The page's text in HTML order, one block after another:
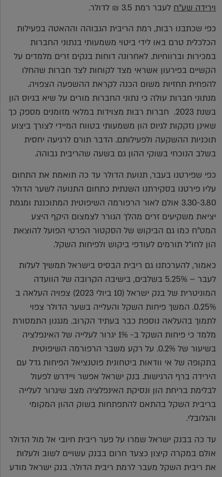
וירידה שע"ח לעבר רמת 3.5 ₪ לדולר.
כפי שכתבנו רבות, רמת הריבית הגבוהה וההאטה בפעילות
הכלכלית טרם באו לידי ביטוי משמעותי בנתוני החברות
במכירות וברווחיות. לאחרונה דוחות בנקים זרים מלמדים על
הקשיים בפירעון אשראי מצד לקוחות לצד חברות שהחלו
להפחית תחזיות משום הכנה לקראת ההשפעה הצפויה.
מנתוני חברות עולה כי נתוני החברות מורים על שיא בגיוס הון
בשנת 2023. חברות רבות מצוידות במלאי מזומנים מספק כך
שאינן נזקקות לגיוס הון משמעותי בטווח המיידי לצורך ביצוע
תוכניות ההשקעה ולפעילותם. הדבר תורם לרגיעה יחסית
בשלב הנוכחי בשוקי ההון גם בשעה שהריבית גבוהה.
כפי שפירטנו בעבר, תנועת הדולר עד כה תואמת את התחום
עליו פירטנו בסקירתנו השנתית כתחום התנועה לשער הדולר
3.30-3.80 אולם לאור הרפורמה השיפוטית המתוכננת ומגמת
יציאת משקיעים זרים מהלך הגורר לצמצום היקף היצע
המט"ח כמו גם הביקוש של הסקטור הפרטי הפועל להוצאת
הון לחו"ל תורמים לעודפי ביקוש ולפיחות השקל.
כאמור, להערכתנו גם ריבית הבסיס בישראל תמשיך לעלות
לעבר – 5.25% בשלבים, בישיבה הקרובה של הוועדה
המוניטרית של בנק ישראל (10 ביולי 2023) צפויה העלאה ב
0.25%. המשך פיחות השקל והעלייה בשער הדולר צפוי
לתמוך בהעלאה נוספת כבר בעתיד הקרוב. מנגנון התמסורת
מלמד כי פיחות השקל ב- 1% יגרור לעלייה של האינפלציה
בשיעור של 0.2%. על רקע משבר הרפורמה השיפוטית
בתקופה של אי וודאות ביטחונית פוטנציאל הפיחות גדל עם
הירידה ברף הרגישות. בנק ישראל אפשר ויידרש לפעול
לבלימת בריחת הון ונסיקת האינפלציה מצב שיגרור לעלייה
בריבית השקל בהתאם להתפתחות בשוק ההון המקומי
והגלובלי.
עד כה בבנק ישראל שמרו על פער ריבית חיובי אל מול הדולר
אולם במקרה קיצון כצעד חרום בבנק עשויים לשוב ולעלות
את ריבית השקל מעבר לרמת ריבית הדולר. בנק ישראל מודע